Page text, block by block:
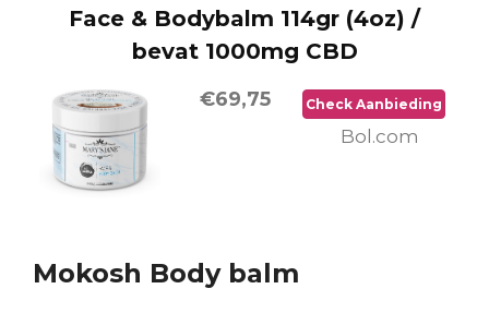
Face & Bodybalm 114gr (4oz) /
bevat 1000mg CBD
€69,75 Check Aanbieding
Bol.com
Mokosh Body balm